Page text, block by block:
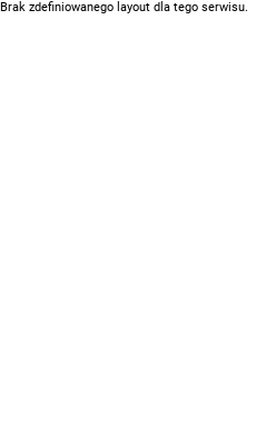
Brak zdefiniowanego layout dla tego serwisu.